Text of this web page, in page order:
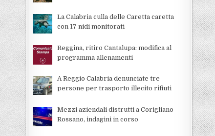
La Calabria culla delle Caretta caretta
con 17 nidi monitorati
Reggina, ritiro Cantalupa: modifica al
programma allenamenti
A Reggio Calabria denunciate tre
persone per trasporto illecito rifiuti
Mezzi aziendali distrutti a Corigliano
Rossano, indagini in corso